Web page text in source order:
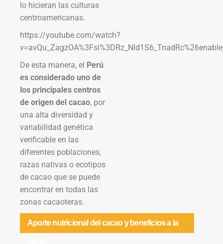
lo hicieran las culturas
centroamericanas.
https://youtube.com/watch?
De esta manera, el Perú
es considerado uno de
los principales centros
de origen del cacao, por
una alta diversidad y
variabilidad genética
verificable en las
diferentes poblaciones,
razas nativas o ecotipos
de cacao que se puede
encontrar en todas las
zonas cacaoteras.
Aporte nutricional del cacao y beneficios a la